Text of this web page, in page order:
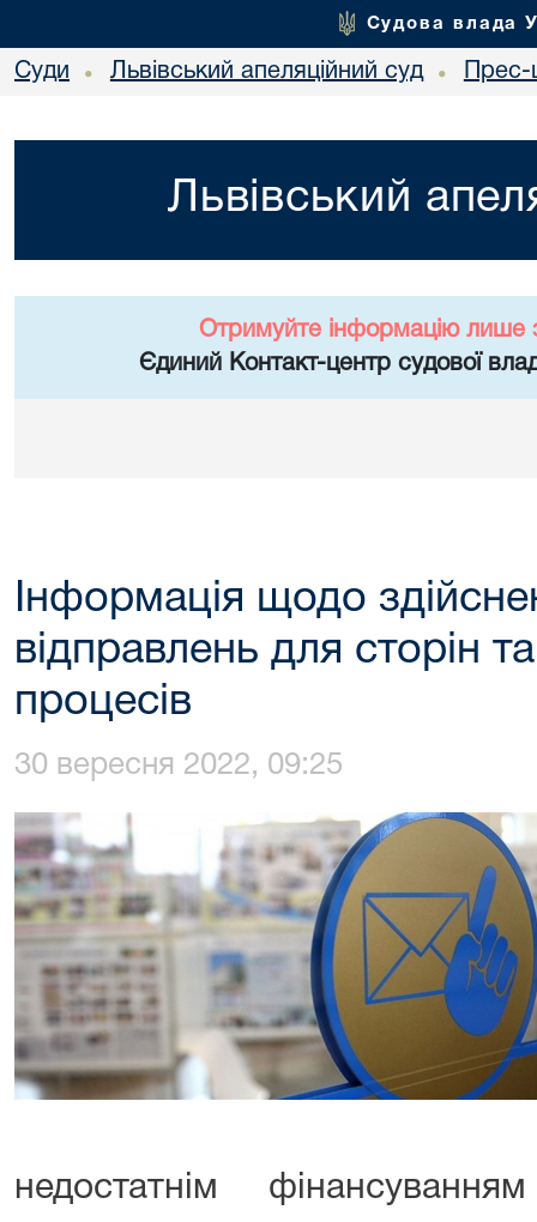
Судова влада
Суди • Львівський апеляційний суд •
Львівський
Отримуйте інформацію лише
Єдиний Контакт-центр судової
Інформація щодо
відправлень для сторін
процесів
30 вересня 2022, 09:25
недостатнім